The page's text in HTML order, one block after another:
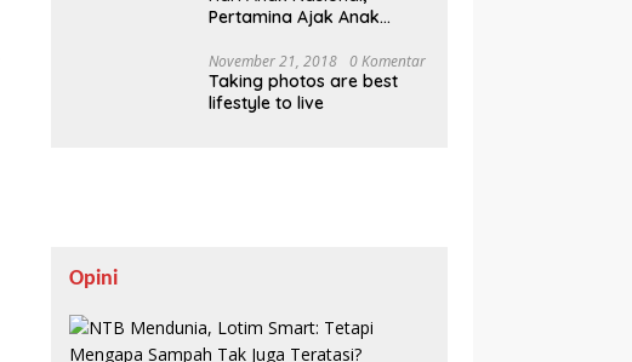
Pertamina Ajak Anak
hingga Tanam 1.000
Mangrove
November 21, 2018 0 Komentar
Taking photos are best
lifestyle to live
Opini